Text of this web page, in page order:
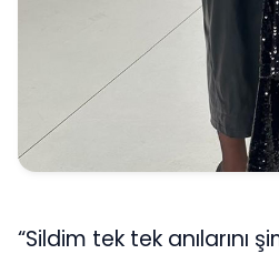
“Sildim tek tek anılarını